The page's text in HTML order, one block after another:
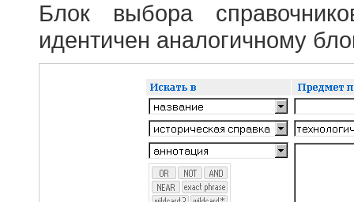
Блок выбора
идентичен аналогичному